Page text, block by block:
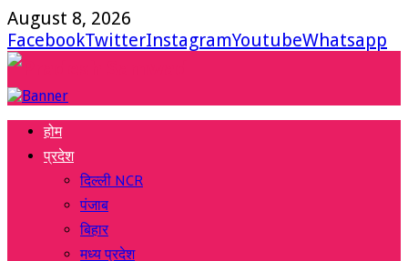
August 8, 2026
FacebookTwitterInstagramYoutubeWhatsapp
होम
प्रदेश
दिल्ली NCR
पंजाब
बिहार
मध्य प्रदेश